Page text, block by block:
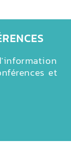
et